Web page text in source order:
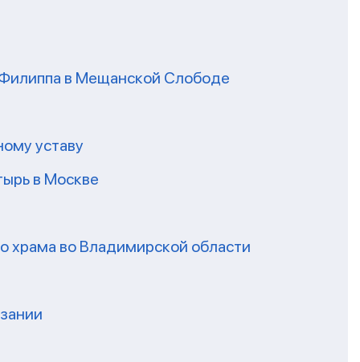
в Мещанской Слободе
уставу
в Москве
храма во Владимирской области